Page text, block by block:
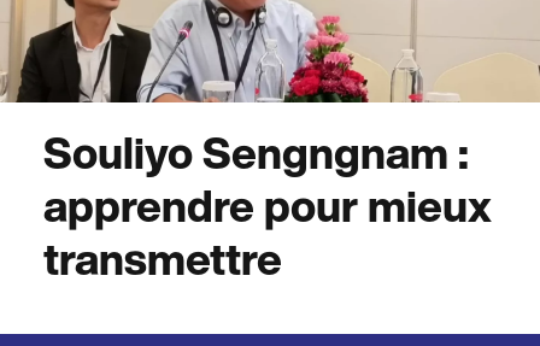
Souliyo Sengngnam :
apprendre pour mieux
transmettre